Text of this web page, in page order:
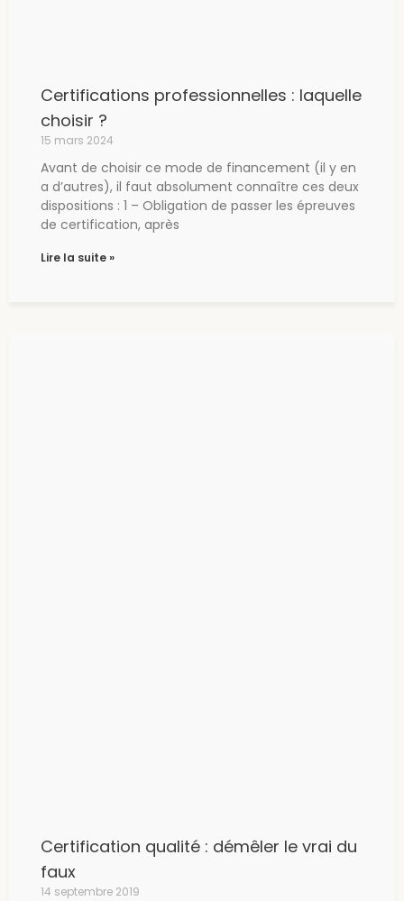
Certifications professionnelles : laquelle
choisir ?
15 mars 2024
Avant de choisir ce mode de financement (il y en
a d’autres), il faut absolument connaître ces deux
dispositions : 1 – Obligation de passer les épreuves
de certification, après
Lire la suite »
Certification qualité : démêler le vrai du
faux
14 septembre 2019